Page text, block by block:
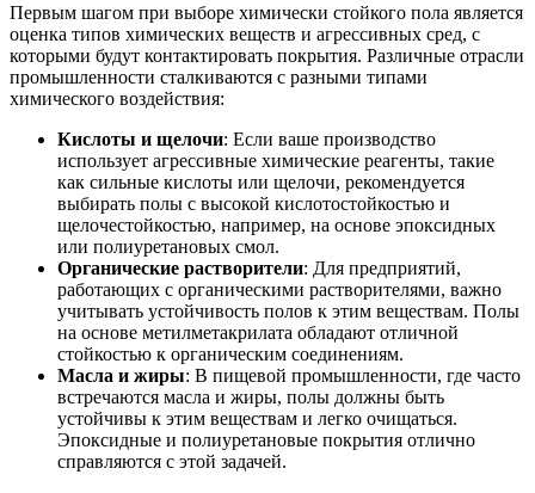
Первым шагом при выборе химически стойкого пола является
оценка типов химических веществ и агрессивных сред, с
которыми будут контактировать покрытия. Различные отрасли
промышленности сталкиваются с разными типами
химического воздействия:
Кислоты и щелочи: Если ваше производство
использует агрессивные химические реагенты, такие
как сильные кислоты или щелочи, рекомендуется
выбирать полы с высокой кислотостойкостью и
щелочестойкостью, например, на основе эпоксидных
или полиуретановых смол.
Органические растворители: Для предприятий,
работающих с органическими растворителями, важно
учитывать устойчивость полов к этим веществам. Полы
на основе метилметакрилата обладают отличной
стойкостью к органическим соединениям.
Масла и жиры: В пищевой промышленности, где часто
встречаются масла и жиры, полы должны быть
устойчивы к этим веществам и легко очищаться.
Эпоксидные и полиуретановые покрытия отлично
справляются с этой задачей.